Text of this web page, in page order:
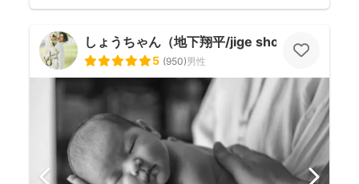
しょうちゃん（地下翔平/jige shohe）
5 (950)男性